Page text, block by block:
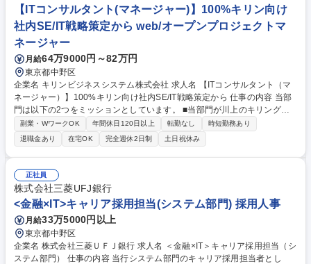
【ITコンサルタント(マネージャー)】100%キリン向け
社内SE/IT戦略策定から web/オープンプロジェクトマ
ネージャー
月給64万9000円～82万円
東京都中野区
企業名 キリンビジネスシステム株式会社 求人名 【ITコンサルタント（マ
ネージャー）】100%キリン向け社内SE/IT戦略策定から 仕事の内容 当部
門は以下の2つをミッションとしています。 ■当部門が川上のキリングル
ープ会社・部門別デジタルIT戦略の策定から川下の個別案件実行・評価ま
で参画し、投資効果を最大化させる。 ■実行済み案件に対し、定期または
発生都度リスクマネジメントを行い、安心・安全を確保する。 【業務詳
細】1.キリングループ会社のIT戦略策定・実行支援 2.業務プロセス変革：
業務課題の分析、打ち手の検討 3.システム導入・統合支援： システム要
件定義やシステム開発のPMO 4. ITインフラの最適化 5.ITセキュリティ強
化 募集職種 【ITコンサルタント（マネージャー）】100%キリン向け社内
SE/IT戦略策定から
副業・WワークOK 年間休日120日以上 転勤なし
時短勤務あり
退職金あり
在宅OK 完全週休2日制 土日祝休み
正社員
株式会社三菱UFJ銀行
<金融×IT>キャリア採用担当(システム部門) 採用人事
月給33万5000円以上
東京都中野区
企業名 株式会社三菱ＵＦＪ銀行 求人名 ＜金融×IT＞キャリア採用担当（シ
ステム部門） 仕事の内容 当行システム部門のキャリア採用担当者とし